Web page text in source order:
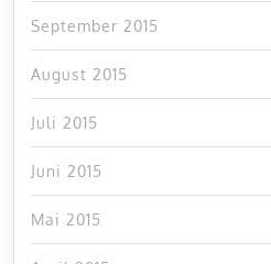
September 2015
August 2015
Juli 2015
Juni 2015
Mai 2015